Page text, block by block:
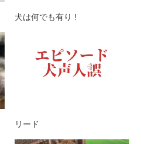
犬は何でも有り !
リード